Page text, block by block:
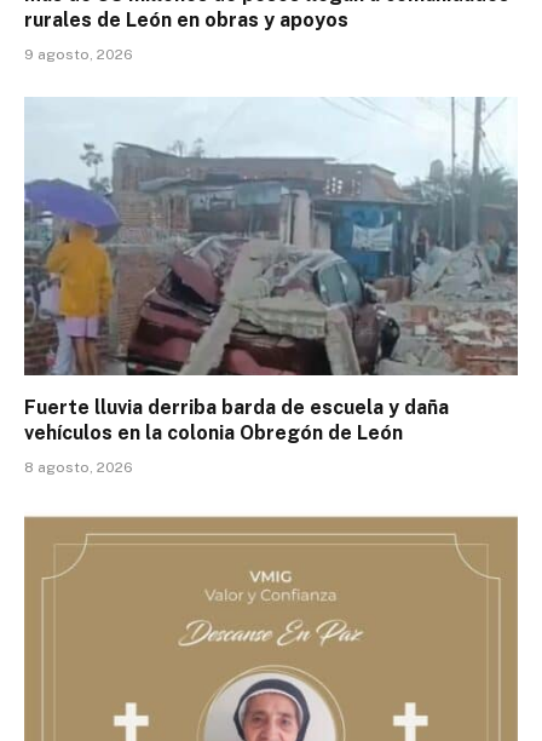
rurales de León en obras y apoyos
9 agosto, 2026
Fuerte lluvia derriba barda de escuela y daña
vehículos en la colonia Obregón de León
8 agosto, 2026